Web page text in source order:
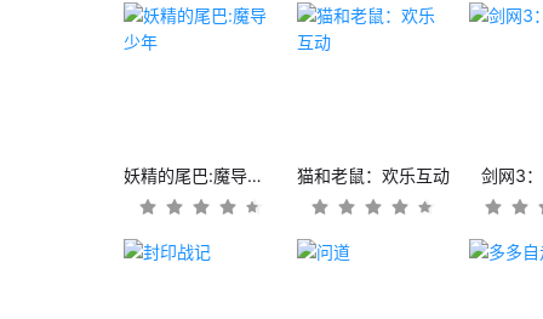
妖精的尾巴:魔导少年 猫和老鼠：欢乐互动 剑网3